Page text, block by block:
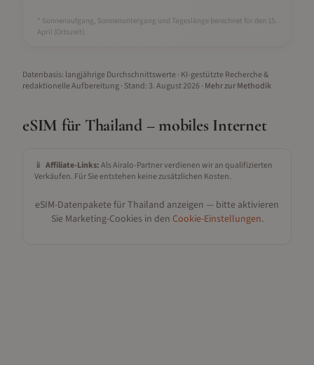
* Sonnenaufgang, Sonnenuntergang und Tageslänge berechnet für den 15.
April (Ortszeit).
Datenbasis: langjährige Durchschnittswerte · KI-gestützte Recherche &
redaktionelle Aufbereitung· Stand: 3. August 2026· Mehr zur Methodik
eSIM für Thailand– mobiles Internet
📱 Affiliate-Links:Als Airalo-Partner verdienen wir an qualifizierten
Verkäufen. Für Sie entstehen keine zusätzlichen Kosten.
eSIM-Datenpakete fürThailand anzeigen — bitte aktivieren
Sie Marketing-Cookies in den Cookie-Einstellungen.